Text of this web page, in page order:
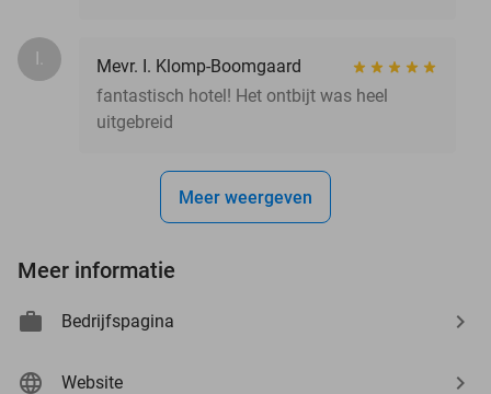
I.
Mevr. I. Klomp-Boomgaard
fantastisch hotel! Het ontbijt was heel
uitgebreid
Meer weergeven
Meer informatie
Bedrijfspagina
Website